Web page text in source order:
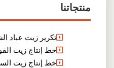
منتجاتنا
تكرير زيت عباد
خط إنتاج زيت
خط إنتاج زيت